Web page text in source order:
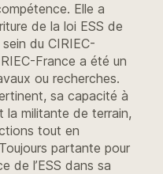
Elle a
de la loi ESS de
du CIRIEC-
France a été un
ou recherches.
sa capacité à
la militante de terrain,
tout en
partante pour
de l’ESS dans sa